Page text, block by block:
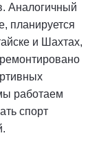
Аналогичный
планируется
и Шахтах,
работаем
спорт